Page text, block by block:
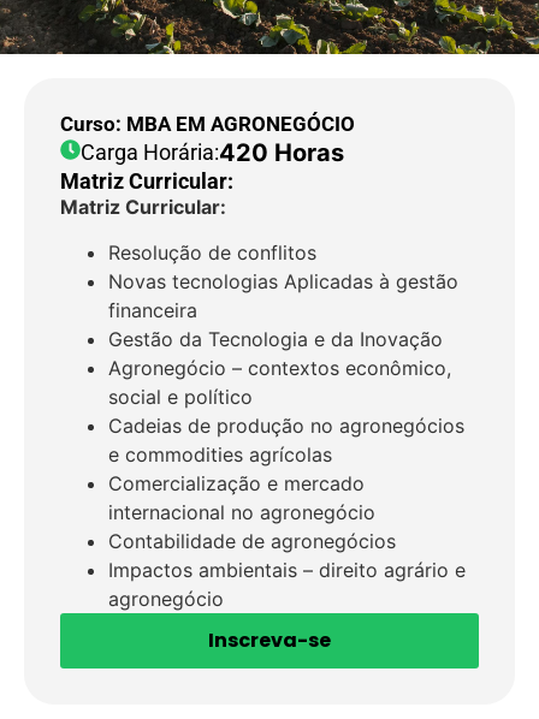
Curso: MBA EM AGRONEGÓCIO
Carga Horária:420 Horas
Matriz Curricular:
Matriz Curricular:
Resolução de conflitos
Novas tecnologias Aplicadas à gestão
financeira
Gestão da Tecnologia e da Inovação
Agronegócio – contextos econômico,
social e político
Cadeias de produção no agronegócios
e commodities agrícolas
Comercialização e mercado
internacional no agronegócio
Contabilidade de agronegócios
Impactos ambientais – direito agrário e
agronegócio
Inscreva-se